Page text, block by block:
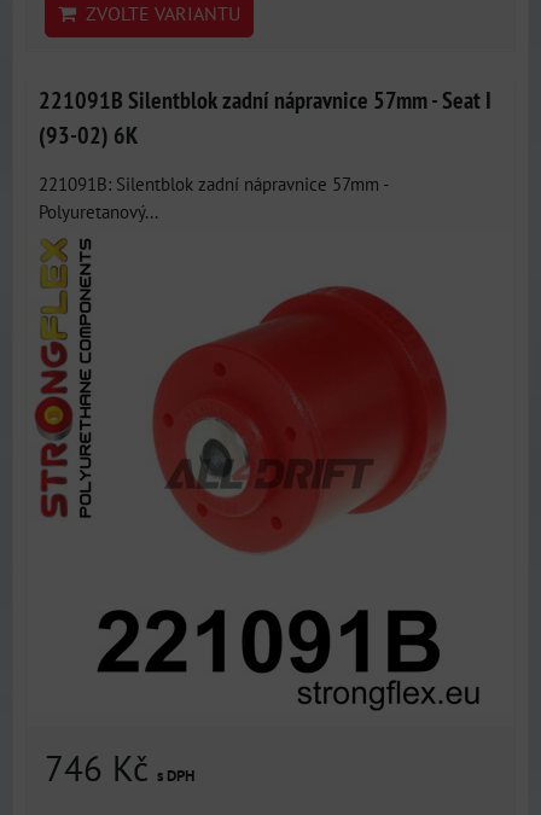
ZVOLTE VARIANTU
221091B Silentblok zadní nápravnice 57mm - Seat I
(93-02) 6K
221091B: Silentblok zadní nápravnice 57mm -
Polyuretanový...
746 Kč s DPH